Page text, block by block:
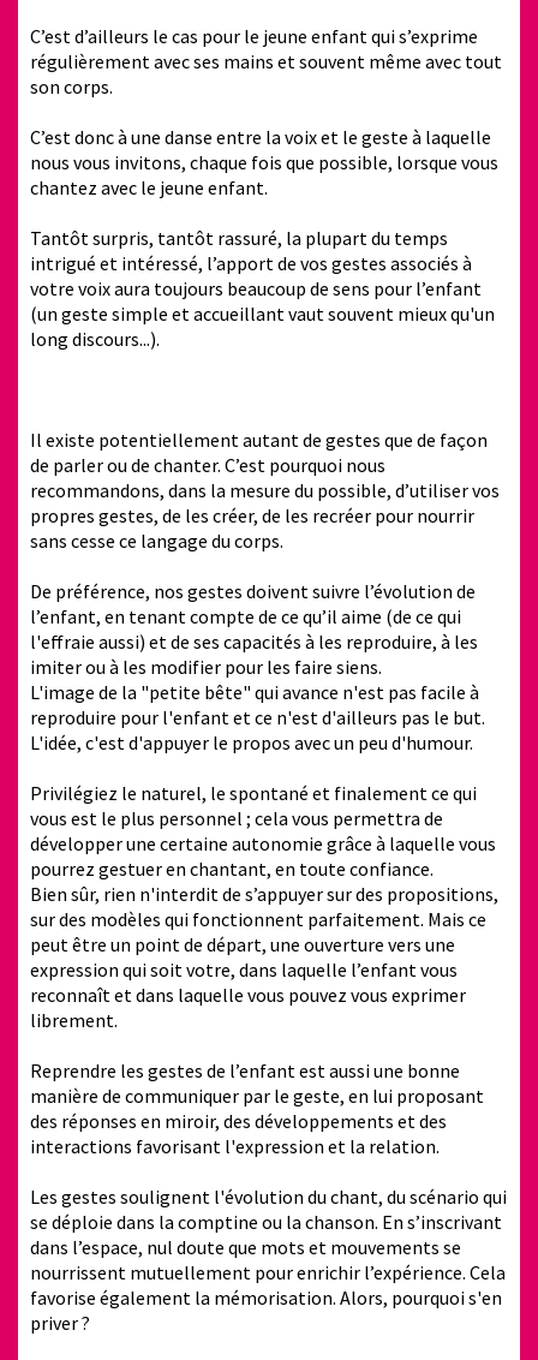
C’est d’ailleurs le cas pour le jeune enfant qui s’exprime
régulièrement avec ses mains et souvent même avec tout
son corps.
C’est donc à une danse entre la voix et le geste à laquelle
nous vous invitons, chaque fois que possible, lorsque vous
chantez avec le jeune enfant.
Tantôt surpris, tantôt rassuré, la plupart du temps
intrigué et intéressé, l’apport de vos gestes associés à
votre voix aura toujours beaucoup de sens pour l’enfant
(un geste simple et accueillant vaut souvent mieux qu'un
long discours...).
Il existe potentiellement autant de gestes que de façon
de parler ou de chanter. C’est pourquoi nous
recommandons, dans la mesure du possible, d’utiliser vos
propres gestes, de les créer, de les recréer pour nourrir
sans cesse ce langage du corps.
De préférence, nos gestes doivent suivre l’évolution de
l’enfant, en tenant compte de ce qu’il aime (de ce qui
l'effraie aussi) et de ses capacités à les reproduire, à les
imiter ou à les modifier pour les faire siens.
L'image de la "petite bête" qui avance n'est pas facile à
reproduire pour l'enfant et ce n'est d'ailleurs pas le but.
L'idée, c'est d'appuyer le propos avec un peu d'humour.
Privilégiez le naturel, le spontané et finalement ce qui
vous est le plus personnel ; cela vous permettra de
développer une certaine autonomie grâce à laquelle vous
pourrez gestuer en chantant, en toute confiance.
Bien sûr, rien n'interdit de s’appuyer sur des propositions,
sur des modèles qui fonctionnent parfaitement. Mais ce
peut être un point de départ, une ouverture vers une
expression qui soit votre, dans laquelle l’enfant vous
reconnaît et dans laquelle vous pouvez vous exprimer
librement.
Reprendre les gestes de l’enfant est aussi une bonne
manière de communiquer par le geste, en lui proposant
des réponses en miroir, des développements et des
interactions favorisant l'expression et la relation.
Les gestes soulignent l'évolution du chant, du scénario qui
se déploie dans la comptine ou la chanson. En s’inscrivant
dans l’espace, nul doute que mots et mouvements se
nourrissent mutuellement pour enrichir l’expérience. Cela
favorise également la mémorisation. Alors, pourquoi s'en
priver ?